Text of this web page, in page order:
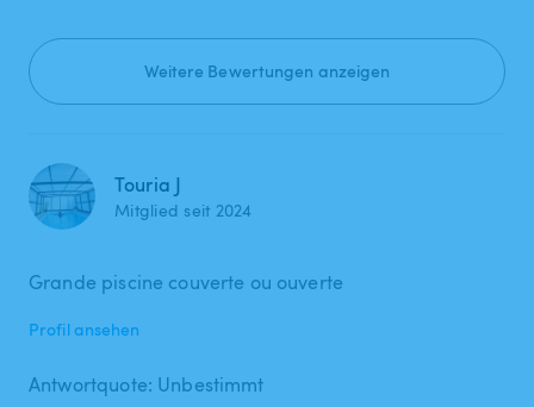
Weitere Bewertungen anzeigen
Touria J
Mitglied seit 2024
Grande piscine couverte ou ouverte
Profil ansehen
Antwortquote: Unbestimmt